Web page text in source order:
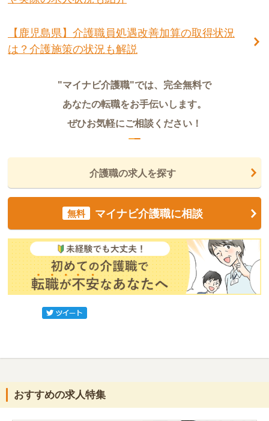
【鹿児島県】介護職員処遇改善加算の取得状況
は？介護施策の状況も解説
"マイナビ介護職"では、完全無料で
あなたの転職をお手伝いします。
ぜひお気軽にご相談ください！
介護職の求人を探す
無料 マイナビ介護職に相談
おすすめの求人特集